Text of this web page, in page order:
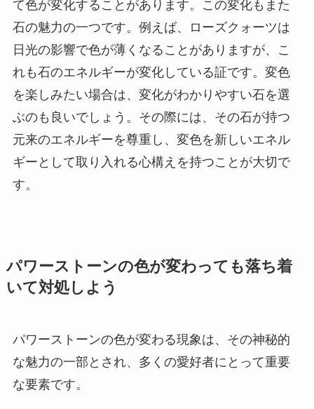
て色が変化することがあります。この変化もまた
石の魅力の一つです。例えば、ローズクォーツは
日光の影響で色が薄くなることがありますが、こ
れも石のエネルギーが変化している証です。変色
を楽しみたい場合は、変化がわかりやすい石を選
ぶのも良いでしょう。その際には、その石が持つ
元来のエネルギーを尊重し、変色を新しいエネル
ギーとして取り入れる心構えを持つことが大切で
す。
パワーストーンの色が変わっても落ち着
いて対処しよう
パワーストーンの色が変わる現象は、その神秘的
な魅力の一部とされ、多くの愛好者にとって重要
な要素です。